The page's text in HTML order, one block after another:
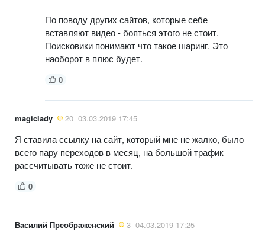
По поводу других сайтов, которые себе
вставляют видео - бояться этого не стоит.
Поисковики понимают что такое шаринг. Это
наоборот в плюс будет.
0
magiclady 20 03.03.2019 17:45
Я ставила ссылку на сайт, который мне не жалко, было
всего пару переходов в месяц, на большой трафик
рассчитывать тоже не стоит.
0
Василий Преображенский 3 04.03.2019 17:25